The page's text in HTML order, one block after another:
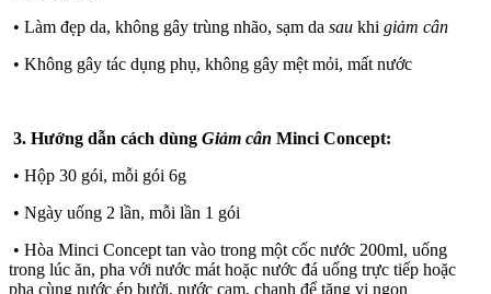
• Làm đẹp da, không gây trùng nhão, sạm da sau khi giảm cân
• Không gây tác dụng phụ, không gây mệt mỏi, mất nước
3. Hướng dẫn cách dùng Giảm cân Minci Concept:
• Hộp 30 gói, mỗi gói 6g
• Ngày uống 2 lần, mỗi lần 1 gói
• Hòa Minci Concept tan vào trong một cốc nước 200ml, uống
trong lúc ăn, pha với nước mát hoặc nước đá uống trực tiếp hoặc
pha cùng nước ép bưởi, nước cam, chanh để tăng vị ngon